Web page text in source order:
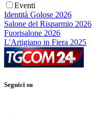
Eventi
Identità Golose 2026
Salone del Risparmio 2026
Fuorisalone 2026
L'Artigiano in Fiera 2025
Seguici su